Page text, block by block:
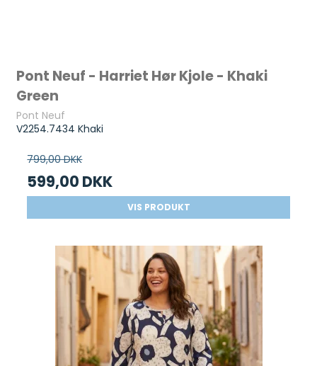
Pont Neuf - Harriet Hør Kjole - Khaki
Green
Pont Neuf
V2254.7434 Khaki
799,00 DKK
599,00 DKK
VIS PRODUKT